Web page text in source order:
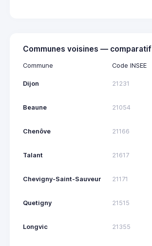
Communes voisines — comparatif
Commune Code INSEE
Dijon 21231
Beaune 21054
Chenôve 21166
Talant 21617
Chevigny-Saint-Sauveur 21171
Quetigny 21515
Longvic 21355